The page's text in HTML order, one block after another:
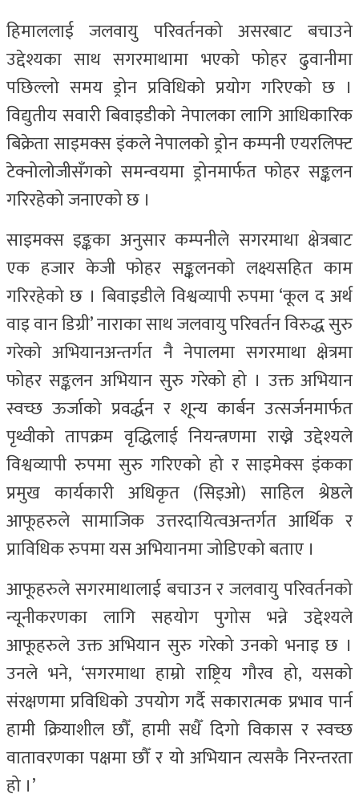
हिमाललाई जलवायु परिवर्तनको असरबाट बचाउने
उद्देश्यका साथ सगरमाथामा भएको फोहर ढुवानीमा
पछिल्लो समय ड्रोन प्रविधिको प्रयोग गरिएको छ ।
विद्युतीय सवारी बिवाइडीको नेपालका लागि आधिकारिक
बिक्रेता साइमक्स इंकले नेपालको ड्रोन कम्पनी एयरलिफ्ट
टेक्नोलोजीसँगको समन्वयमा ड्रोनमार्फत फोहर सङ्कलन
गरिरहेको जनाएको छ ।
साइमक्स इङ्कका अनुसार कम्पनीले सगरमाथा क्षेत्रबाट
एक हजार केजी फोहर सङ्कलनको लक्ष्यसहित काम
गरिरहेको छ । बिवाइडीले विश्वव्यापी रुपमा ‘कूल द अर्थ
वाइ वान डिग्री’ नाराका साथ जलवायु परिवर्तन विरुद्ध सुरु
गरेको अभियानअन्तर्गत नै नेपालमा सगरमाथा क्षेत्रमा
फोहर सङ्कलन अभियान सुरु गरेको हो । उक्त अभियान
स्वच्छ ऊर्जाको प्रवर्द्धन र शून्य कार्बन उत्सर्जनमार्फत
पृथ्वीको तापक्रम वृद्धिलाई नियन्त्रणमा राख्ने उद्देश्यले
विश्वव्यापी रुपमा सुरु गरिएको हो र साइमेक्स इंकका
प्रमुख कार्यकारी अधिकृत (सिइओ) साहिल श्रेष्ठले
आफूहरुले सामाजिक उत्तरदायित्वअन्तर्गत आर्थिक र
प्राविधिक रुपमा यस अभियानमा जोडिएको बताए ।
आफूहरुले सगरमाथालाई बचाउन र जलवायु परिवर्तनको
न्यूनीकरणका लागि सहयोग पुगोस भन्ने उद्देश्यले
आफूहरुले उक्त अभियान सुरु गरेको उनको भनाइ छ ।
उनले भने, ‘सगरमाथा हाम्रो राष्ट्रिय गौरव हो, यसको
संरक्षणमा प्रविधिको उपयोग गर्दै सकारात्मक प्रभाव पार्न
हामी क्रियाशील छौँ, हामी सधैँ दिगो विकास र स्वच्छ
वातावरणका पक्षमा छौँ र यो अभियान त्यसकै निरन्तरता
हो ।’